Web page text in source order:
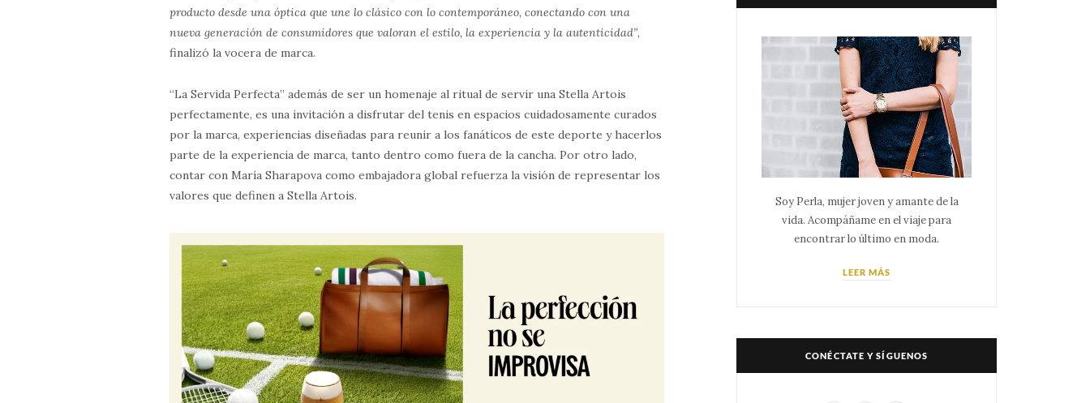
producto desde una óptica que une lo clásico con lo contemporáneo, conectando con una
nueva generación de consumidores que valoran el estilo, la experiencia y la autenticidad”,
finalizó la vocera de marca.
“La Servida Perfecta” además de ser un homenaje al ritual de servir una Stella Artois
perfectamente, es una invitación a disfrutar del tenis en espacios cuidadosamente curados
por la marca, experiencias diseñadas para reunir a los fanáticos de este deporte y hacerlos
parte de la experiencia de marca, tanto dentro como fuera de la cancha. Por otro lado,
contar con María Sharapova como embajadora global refuerza la visión de representar los
valores que definen a Stella Artois.
Soy Perla, mujer joven y amante de la
vida. Acompáñame en el viaje para
encontrar lo último en moda.
LEER MÁS
CONÉCTATE Y SÍGUENOS